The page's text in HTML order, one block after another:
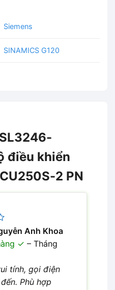
Siemens
SINAMICS G120
điều khiển
2 PN
Anh Khoa
– Tháng
tính, gọi điện
Phù hợp